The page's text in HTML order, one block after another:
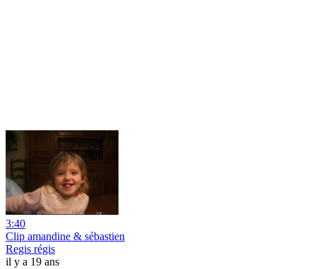
3:40
Clip amandine & sébastien
Regis régis
il y a 19 ans